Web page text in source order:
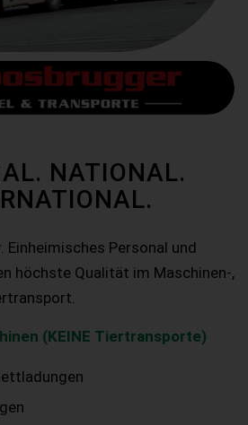
NATIONAL.
Einheimisches Personal und
höchste Qualität im Maschinen-,
(KEINE Tiertransporte)